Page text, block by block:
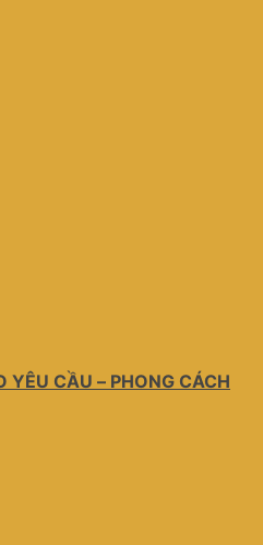
YÊU CẦU – PHONG CÁCH